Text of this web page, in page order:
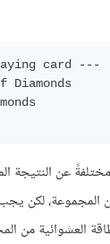
card ---
Diamonds
عن النتيجة
المجموعة، لكن
العشوائية من